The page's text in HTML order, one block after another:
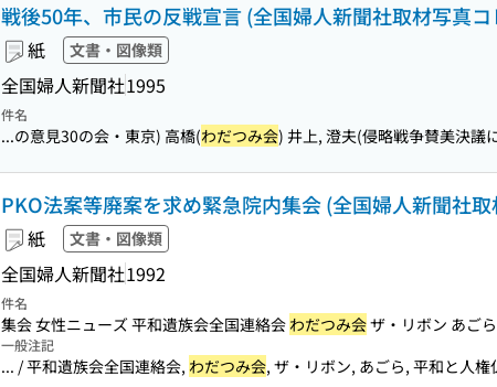
戦後50年、市民の反戦宣言 (全国婦人新聞社取材写真
紙 文書・図像類
全国婦人新聞社1995
件名
...の意見30の会・東京) 高橋(わだつみ会) 井上, 澄夫(侵略戦争賛美決議
PKO法案等廃案を求め緊急院内集会 (全国婦人新聞社
紙 文書・図像類
全国婦人新聞社1992
件名
集会 女性ニューズ 平和遺族会全国連絡会 わだつみ会ザ・リボン あご
一般注記
... / 平和遺族会全国連絡会, わだつみ会, ザ・リボン, あごら, 平和と人